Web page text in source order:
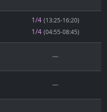
1/4 (13:25-16:20)
1/4 (04:55-08:45)
---
---